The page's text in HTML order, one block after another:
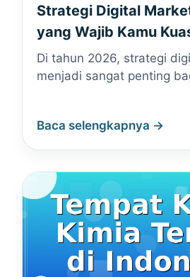
Strategi Digital
yang Wajib Kamu
Di tahun 2026, strategi
menjadi sangat penting
Baca selengkapnya →